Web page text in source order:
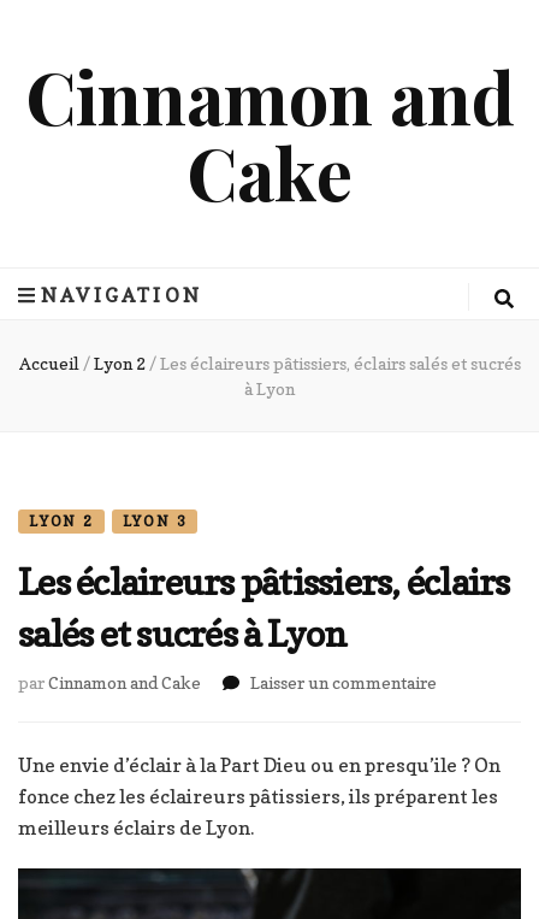
Cinnamon and
Cake
NAVIGATION
Accueil / Lyon 2 / Les éclaireurs pâtissiers, éclairs salés et sucrés
à Lyon
LYON 2 LYON 3
Les éclaireurs pâtissiers, éclairs
salés et sucrés à Lyon
parCinnamon and Cake Laisser un commentaire
pâtissiers,
salés
Une envie d’éclair à la Part Dieu ou en presqu’ile ? On
fonce chez les éclaireurs pâtissiers, ils préparent les
meilleurs éclairs de Lyon.